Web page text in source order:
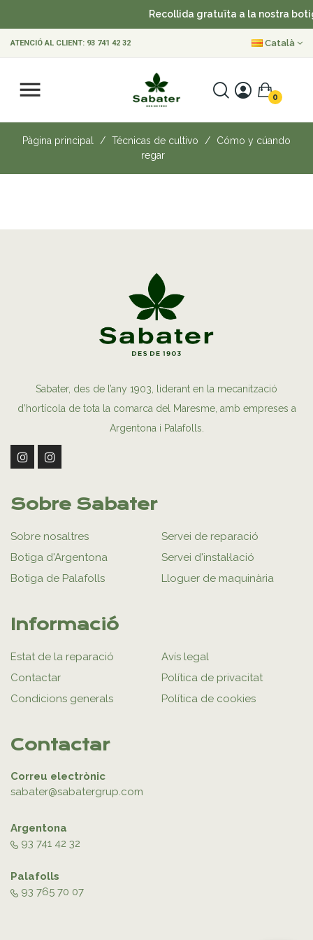
Recollida gratuïta a la nostra
ATENCIÓ AL CLIENT: 93 741 42 32 Català
0
Pàgina principal Técnicas de cultivo
Cómo y cúando
regar
Sabater, des de l’any 1903, liderant en la mecanització
d’hortícola de tota la comarca del Maresme, amb empreses a
Argentona i Palafolls.
Sobre Sabater
Sobre nosaltres
Botiga d'Argentona
Botiga de Palafolls
Servei de reparació
Servei d'instal·lació
Lloguer de maquinària
Informació
Estat de la reparació
Contactar
Condicions generals
Avís legal
Política de privacitat
Política de cookies
Contactar
Correu electrònic
sabater@sabatergrup.com
Argentona
93 741 42 32
Palafolls
93 765 70 07